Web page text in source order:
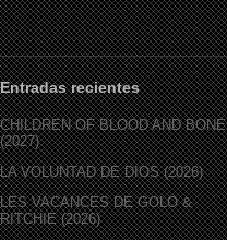
Entradas recientes
CHILDREN OF BLOOD AND BONE
(2027)
LA VOLUNTAD DE DIOS (2026)
LES VACANCES DE GOLO &
RITCHIE (2026)